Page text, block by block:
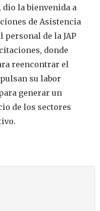
dio la bienvenida a
de Asistencia
personal de la JAP
donde
reencontrar el
su labor
generar un
de los sectores